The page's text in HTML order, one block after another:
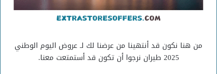
من هنا نكون قد أنتهينا من عرضنا لك لـ عروض اليوم الوطني
2025 طيران نرجوا أن تكون قد أستمتعت معنا.